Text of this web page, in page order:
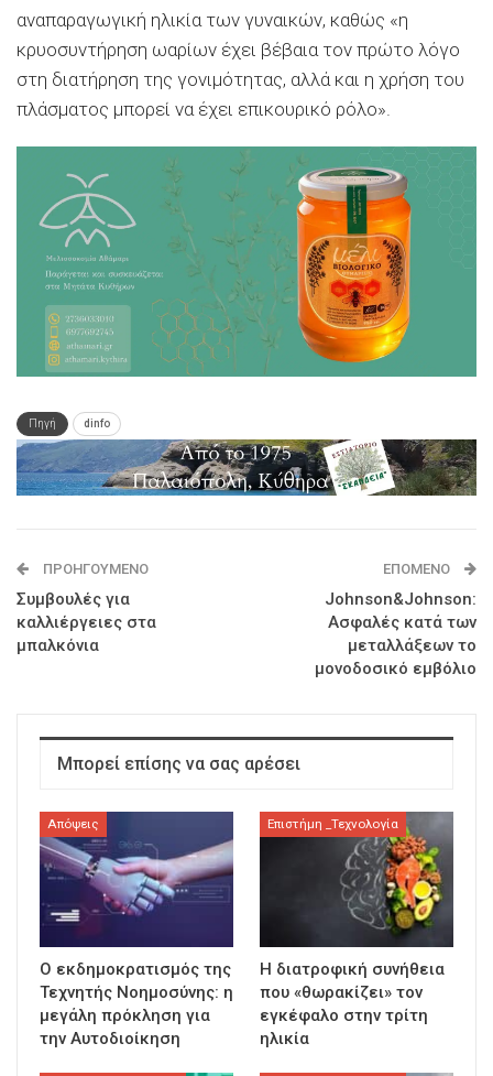
αναπαραγωγική ηλικία των γυναικών, καθώς «η
κρυοσυντήρηση ωαρίων έχει βέβαια τον πρώτο λόγο
στη διατήρηση της γονιμότητας, αλλά και η χρήση του
πλάσματος μπορεί να έχει επικουρικό ρόλο».
Πηγή dinfo
ΠΡΟΗΓΟΎΜΕΝΟ
Συμβουλές για
καλλιέργειες στα
μπαλκόνια
ΕΠΌΜΕΝΟ
Johnson&Johnson:
Ασφαλές κατά των
μεταλλάξεων το
μονοδοσικό εμβόλιο
Μπορεί επίσης να σας αρέσει
Απόψεις
Ο εκδημοκρατισμός της
Τεχνητής Νοημοσύνης: η
μεγάλη πρόκληση για
την Αυτοδιοίκηση
Επιστήμη _Τεχνολογία
Η διατροφική συνήθεια
που «θωρακίζει» τον
εγκέφαλο στην τρίτη
ηλικία